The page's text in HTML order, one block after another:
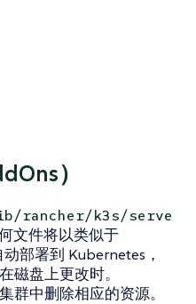
）
rancher/k3s/serve
文件将以类似于
部署到 Kubernetes，
磁盘上更改时。
群中删除相应的资源。